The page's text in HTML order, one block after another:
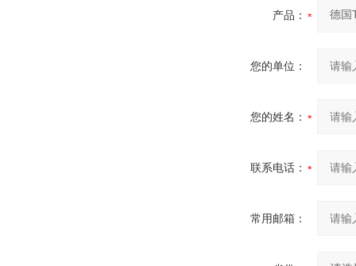
产品：
您的单位：
您的姓名：
联系电话：
常用邮箱：